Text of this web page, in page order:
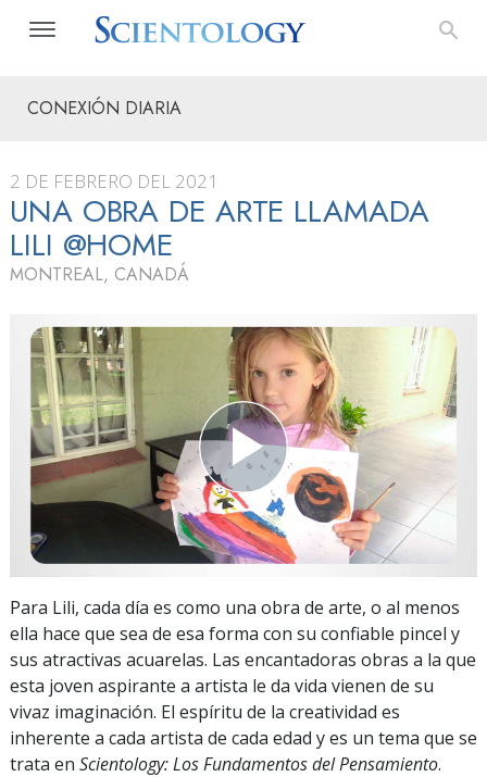
CONEXIÓN DIARIA
2 DE FEBRERO DEL 2021
UNA OBRA DE ARTE LLAMADA
LILI @HOME
MONTREAL, CANADÁ
Para Lili, cada día es como una obra de arte, o al menos
ella hace que sea de esa forma con su confiable pincel y
sus atractivas acuarelas. Las encantadoras obras a la que
esta joven aspirante a artista le da vida vienen de su
vivaz imaginación. El espíritu de la creatividad es
inherente a cada artista de cada edad y es un tema que se
trata en Scientology: Los Fundamentos del Pensamiento.